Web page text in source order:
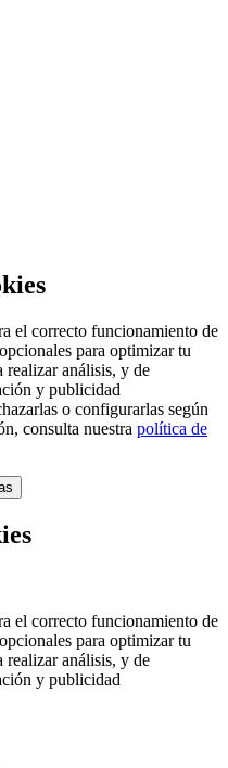
el correcto funcionamiento de
para optimizar tu
realizar análisis, y de
y publicidad
o configurarlas según
consulta nuestra política de
el correcto funcionamiento de
para optimizar tu
realizar análisis, y de
y publicidad